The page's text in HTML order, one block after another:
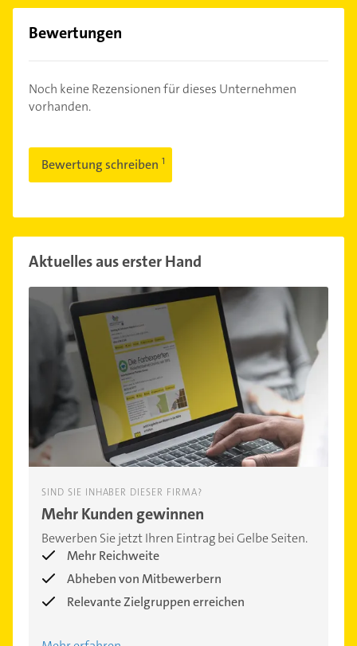
Bewertungen
Noch keine Rezensionen für dieses Unternehmen
vorhanden.
Bewertung schreiben
Aktuelles aus erster Hand
SIND SIE INHABER DIESER FIRMA?
Mehr Kunden gewinnen
Bewerben Sie jetzt Ihren Eintrag bei Gelbe Seiten.
Mehr Reichweite
Abheben von Mitbewerbern
Relevante Zielgruppen erreichen